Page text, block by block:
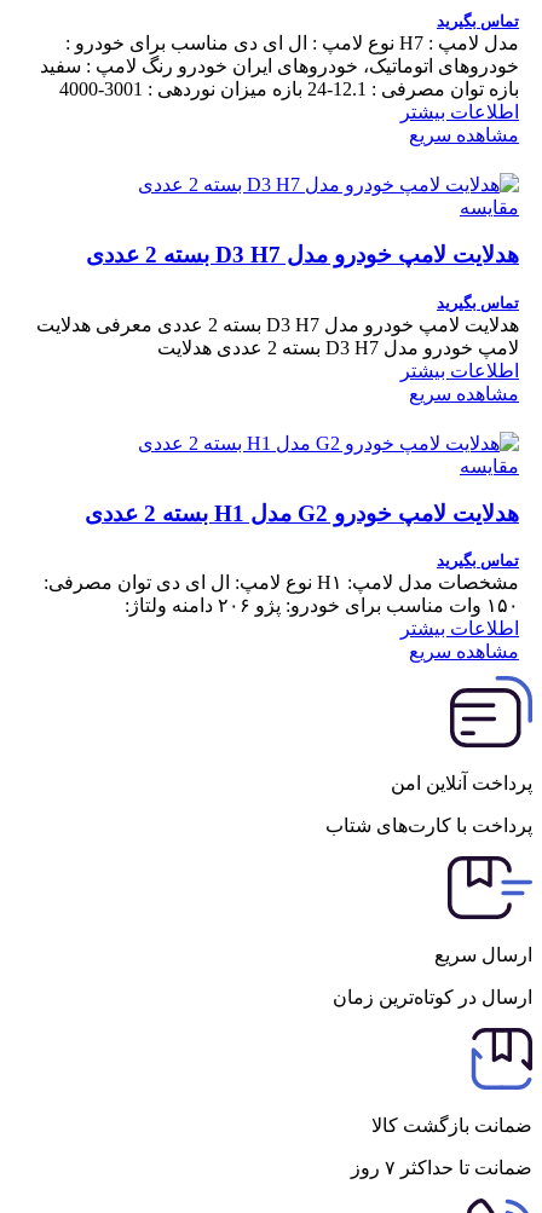
تماس بگیرید
مدل لامپ : H7 نوع لامپ : ال ای دی مناسب برای خودرو :
خودروهای اتوماتیک، خودروهای ایران خودرو رنگ لامپ : سفید
بازه توان مصرفی : 12.1-24 بازه میزان نوردهی : 3001-4000
اطلاعات بیشتر
مشاهده سریع
مقایسه
هدلایت لامپ خودرو مدل D3 H7 بسته 2 عددی
تماس بگیرید
هدلایت لامپ خودرو مدل D3 H7 بسته 2 عددی معرفی هدلایت
لامپ خودرو مدل D3 H7 بسته 2 عددی هدلایت
اطلاعات بیشتر
مشاهده سریع
مقایسه
هدلایت لامپ خودرو G2 مدل H1 بسته 2 عددی
تماس بگیرید
مشخصات مدل لامپ: H۱ نوع لامپ: ال ای دی توان مصرفی:
۱۵۰ وات مناسب برای خودرو: پژو ۲۰۶ دامنه ولتاژ:
اطلاعات بیشتر
مشاهده سریع
پرداخت آنلاین امن
پرداخت با کارت‌های شتاب
ارسال سریع
ارسال در کوتاه‌ترین زمان
ضمانت بازگشت کالا
ضمانت تا حداکثر ۷ روز